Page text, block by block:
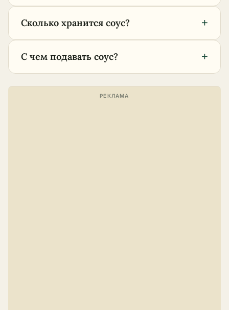
Сколько хранится соус? +
С чем подавать соус? +